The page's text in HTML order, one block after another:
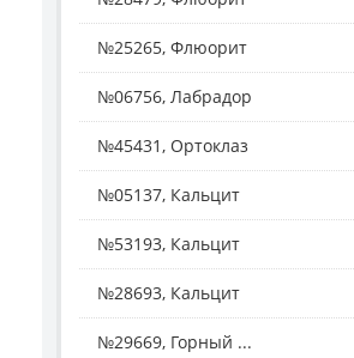
№25265, Флюорит
№06756, Лабрадор
№45431, Ортоклаз
№05137, Кальцит
№53193, Кальцит
№28693, Кальцит
№29669, Горный ...